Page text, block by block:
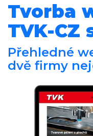
Tvorba
TVK-CZ
Přehledné
dvě firmy